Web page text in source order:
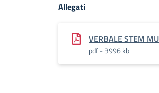
Allegati
VERBALE STEM
pdf - 3996 kb